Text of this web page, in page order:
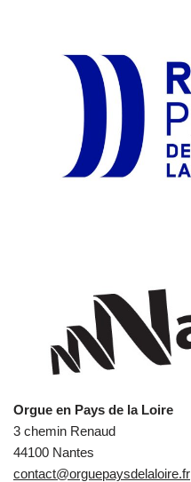
Orgue en Pays de la Loire
3 chemin Renaud
44100 Nantes
contact@orguepaysdelaloire.fr